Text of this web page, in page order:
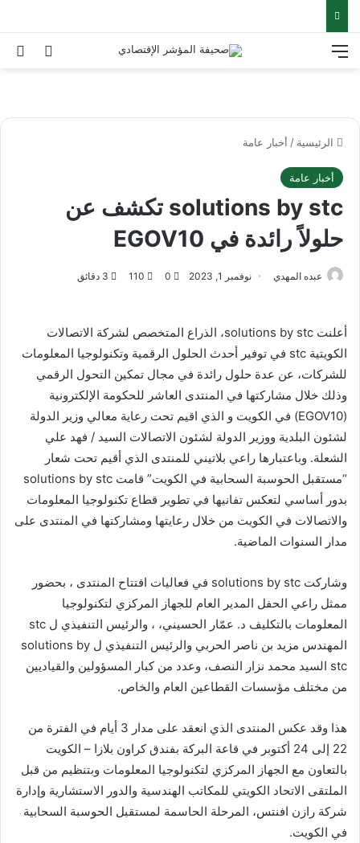
الوضع القائمة
الرئيسية / أخبار عامة
أخبار عامة
solutions by stc تكشف عن
حلولاً رائدة في EGOV10
عبده المهدي نوفمبر 1, 2023 0
110
أعلنت solutions by stc، الذراع المتخصص لشركة الاتصالات
الكويتية stc في توفير أحدث الحلول الرقمية وتكنولوجيا المعلومات
للشركات، عن عدة حلول رائدة في مجال تمكين التحول الرقمي
وذلك خلال مشاركتها في المنتدى العاشر للحكومة الإلكترونية
(EGOV10) في الكويت و الذي اقيم تحت رعاية معالي وزير الدولة
لشئون البلدية ووزير الدولة لشئون الاتصالات السيد / فهد علي
الشعلة. وباعتبارها راعي بلاتيني للمنتدى الذي أقيم تحت شعار
“مستقبل الحوسبة السحابية في الكويت” قامت solutions by stc
بدور أساسي لتعكس تفانيها في تطوير قطاع تكنولوجيا المعلومات
والاتصالات في الكويت من خلال رعايتها ومشاركتها في المنتدى على
مدار السنوات الماضية.
وشاركت solutions by stc في فعاليات افتتاح المنتدى ، بحضور
ممثل راعي الحفل المدير العام للجهاز المركزي لتكنولوجيا
المعلومات بالتكليف د. عمّار الحسيني، ، والرئيس التنفيذي ل stc
المهندس مزيد بن ناصر الحربي والرئيس التنفيذي ل solutions by
stc السيد محمد نزار النصف، وعدد من كبار المسؤولين والقياديين
من مختلف مؤسسات القطاعين العام والخاص.
هذا وقد عكس المنتدى الذي انعقد على مدار 3 أيام في الفترة من
22 إلى 24 أكتوبر في قاعة البركة بفندق كراون بلازا – الكويت
بالتعاون مع الجهاز المركزي لتكنولوجيا المعلومات وبتنظيم من قبل
الملتقى الاتحاد الكويتي للمكاتب الهندسية والدور الاستشارية وإدارة
شركة رازن افنتس، المرحلة الحاسمة لمستقبل الحوسبة السحابية
في الكويت.